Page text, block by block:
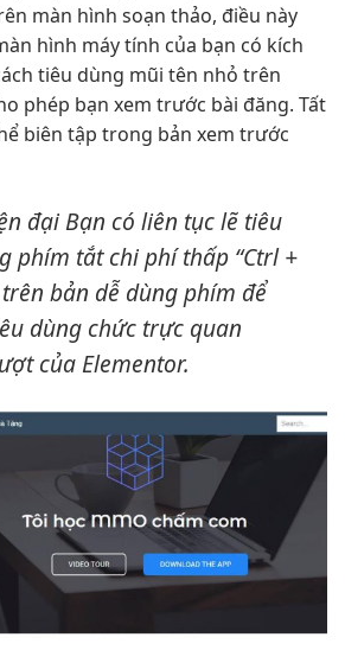
màn hình soạn thảo, điều này
hình máy tính của bạn có kích
tiêu dùng mũi tên nhỏ trên
phép bạn xem trước bài đăng. Tất
biên tập trong bản xem trước
đạiBạn có liên tụclẽ tiêu
phím tắtchi phí thấp “Ctrl +
bản dễ dùngphím để
dùng chức trực quan
của Elementor.